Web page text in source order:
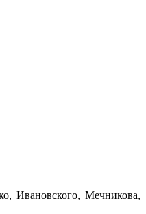
Ивановского, Мечникова,